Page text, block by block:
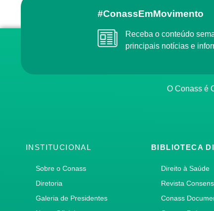
#ConassEmMovimento
Receba o conteúdo semanal do Conass com as
principais notícias e
O Conass
INSTITUCIONAL
Sobre o Conass
Diretoria
Galeria de Presidentes
BIBLIOTECA
Direito à Saúde
Revista
Conass